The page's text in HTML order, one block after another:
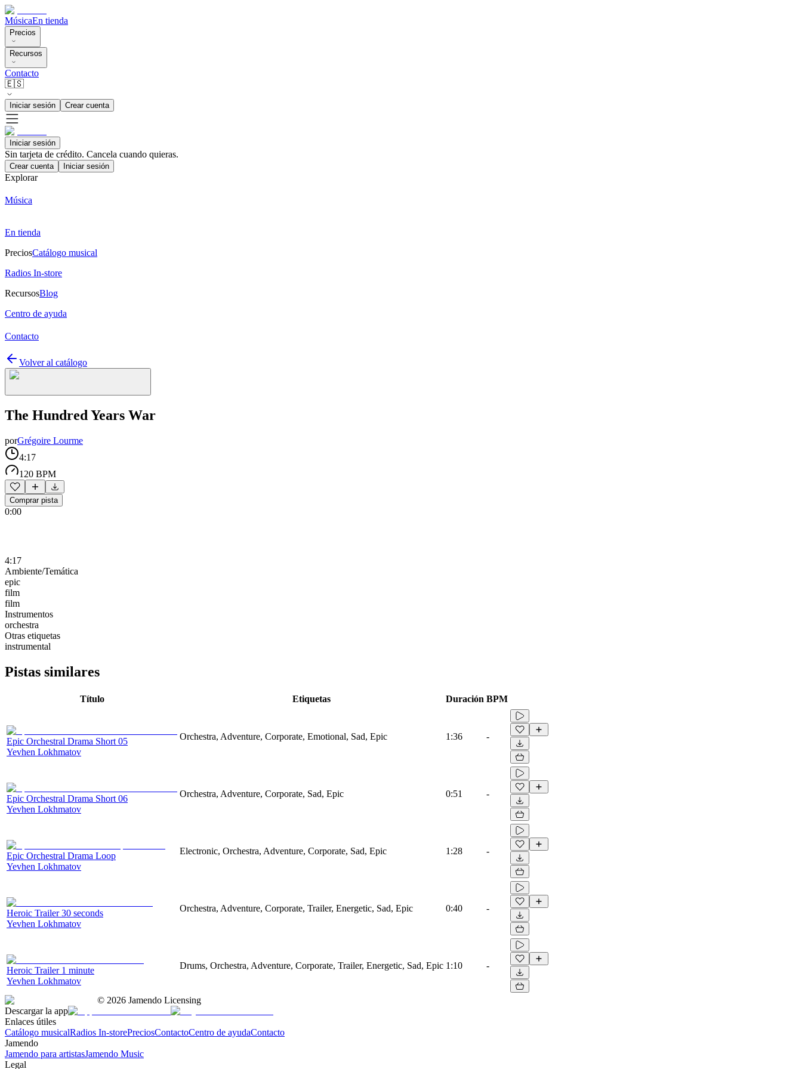
MúsicaEn tienda
Precios
Recursos
Contacto
🇪🇸
Iniciar sesión Crear cuenta
Iniciar sesión
Sin tarjeta de crédito. Cancela cuando quieras.
Crear cuenta Iniciar sesión
Explorar
Música
En tienda
PreciosCatálogo musical
Radios In-store
RecursosBlog
Centro de ayuda
Contacto
Volver al catálogo
The Hundred Years War
porGrégoire Lourme
4:17
120 BPM
Comprar pista
0:00
4:17
Ambiente/Temática
epic
film
film
Instrumentos
orchestra
Otras etiquetas
instrumental
Pistas similares
Título Etiquetas Duración BPM
Epic Orchestral Drama Short 05
Yevhen Lokhmatov
Orchestra, Adventure, Corporate, Emotional, Sad, Epic 1:36 -
Epic Orchestral Drama Short 06
Yevhen Lokhmatov
Orchestra, Adventure, Corporate, Sad, Epic 0:51 -
Epic Orchestral Drama Loop
Yevhen Lokhmatov
Electronic, Orchestra, Adventure, Corporate, Sad, Epic 1:28 -
Heroic Trailer 30 seconds
Yevhen Lokhmatov
Orchestra, Adventure, Corporate, Trailer, Energetic, Sad, Epic 0:40 -
Heroic Trailer 1 minute
Yevhen Lokhmatov
Drums, Orchestra, Adventure, Corporate, Trailer, Energetic, Sad, Epic 1:10 -
© 2026 Jamendo Licensing
Descargar la app
Enlaces útiles
Catálogo musicalRadios In-storePreciosContactoCentro de ayudaContacto
Jamendo
Jamendo para artistasJamendo Music
Legal